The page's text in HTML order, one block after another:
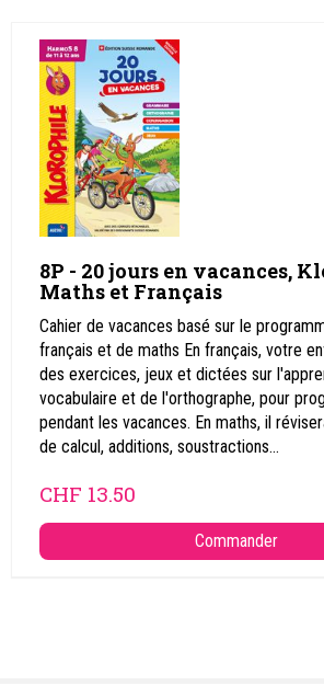
8P - 20 jours en vacances,
Maths et Français
Cahier de vacances basé sur le
français et de maths En français, votre
des exercices, jeux et dictées sur
vocabulaire et de l'orthographe, pour
pendant les vacances. En maths, il
de calcul, additions, soustractions...
CHF 13.50
Commander